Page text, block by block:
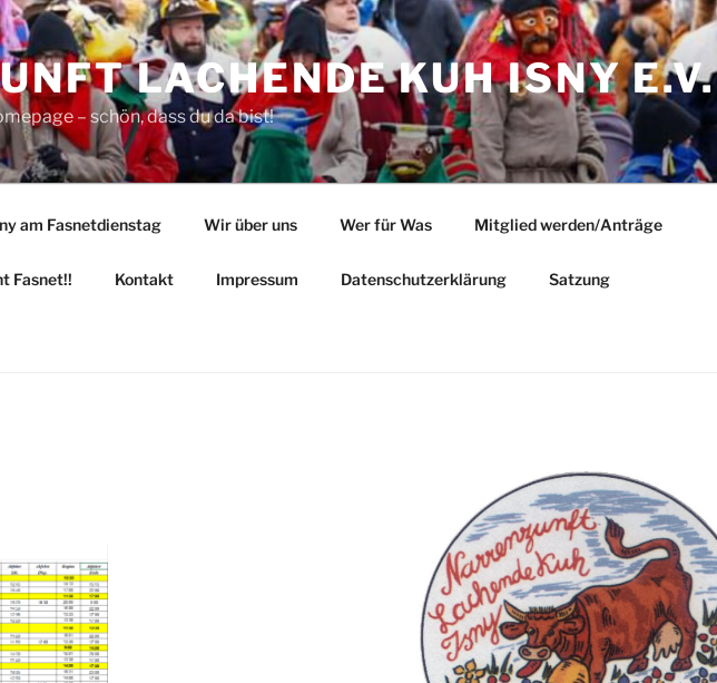
LACHENDE KUH ISNY E.V.
– schön, dass du da bist!
am Fasnetdienstag Wir über uns Wer für Was Mitglied werden/Anträge
Fasnet!! Kontakt Impressum Datenschutzerklärung Satzung